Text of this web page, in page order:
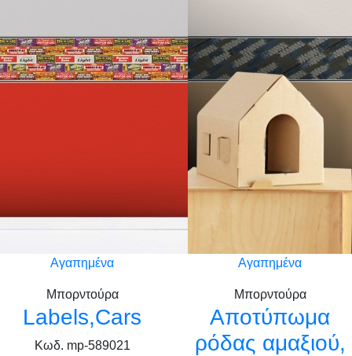
Αγαπημένα
Μπορντούρα
Labels,Cars
Κωδ. mp-589021
Αγαπημένα
Μπορντούρα
Αποτύπωμα
ρόδας αμαξιού,